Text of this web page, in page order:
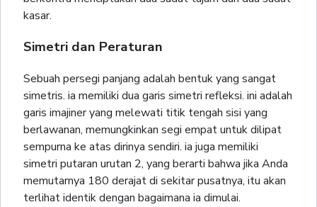
kasar.
Simetri dan Peraturan
Sebuah persegi panjang adalah bentuk yang sangat
simetris. ia memiliki dua garis simetri refleksi. ini adalah
garis imajiner yang melewati titik tengah sisi yang
berlawanan, memungkinkan segi empat untuk dilipat
sempurna ke atas dirinya sendiri. ia juga memiliki
simetri putaran urutan 2, yang berarti bahwa jika Anda
memutarnya 180 derajat di sekitar pusatnya, itu akan
terlihat identik dengan bagaimana ia dimulai.